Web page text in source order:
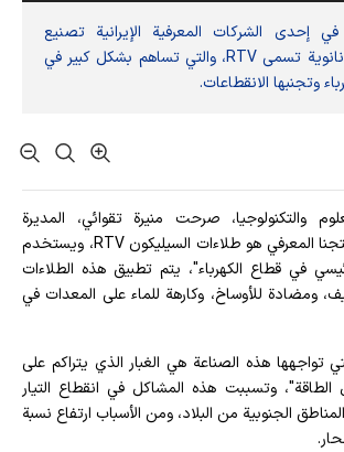
إحدى الشركات المعرفية الإيرانية تصنيع
وتسويق طلاءات نانوية تسمى RTV، والتي تساهم بشكل كبير في
وتجنبها الانقطاعات.
والتكنولوجيا، صرحت منيرة تقوائي، المديرة
التنفيذية للشركة: "منتجنا المعرفي هو طلاءات السيليكون RTV، ويستخدم
في قطاع الكهرباء"، يتم تطبيق هذه الطلاءات
ومضادة للأوساخ، وكارهة للماء على المعدات في
تواجهها هذه الصناعة هي الغبار الذي يتراكم على
الطاقة"، وتسببت هذه المشاكل في انقطاع التيار
الجنوبية من البلاد، ومن الأسباب ارتفاع نسبة